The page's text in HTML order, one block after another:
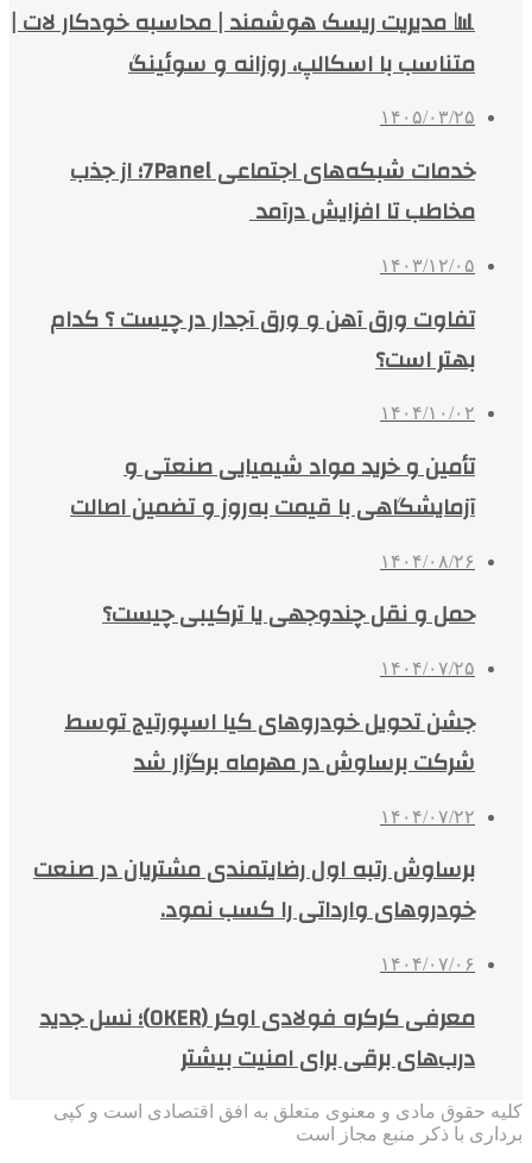
📊 مدیریت ریسک هوشمند | محاسبه خودکار لات |
متناسب با اسکالپ، روزانه و سوئینگ
۱۴۰۵/۰۳/۲۵
خدمات شبکه‌های اجتماعی 7Panel؛ از جذب
مخاطب تا افزایش درآمد
۱۴۰۳/۱۲/۰۵
تفاوت ورق آهن و ورق آجدار در چیست ؟ کدام
بهتر است؟
۱۴۰۴/۱۰/۰۲
تأمین و خرید مواد شیمیایی صنعتی و
آزمایشگاهی با قیمت به‌روز و تضمین اصالت
۱۴۰۴/۰۸/۲۶
حمل و نقل چندوجهی یا ترکیبی چیست؟
۱۴۰۴/۰۷/۲۵
جشن تحویل خودروهای کیا اسپورتیج توسط
شرکت برساوش در مهرماه برگزار شد
۱۴۰۴/۰۷/۲۲
برساوش رتبه اول رضایتمندی مشتریان در صنعت
خودروهای وارداتی را کسب نمود.
۱۴۰۴/۰۷/۰۶
معرفی کرکره فولادی اوکر (OKER)؛ نسل جدید
درب‌های برقی برای امنیت بیشتر
کلیه حقوق مادی و معنوی متعلق به افق اقتصادی است و کپی
برداری با ذکر منبع مجاز است